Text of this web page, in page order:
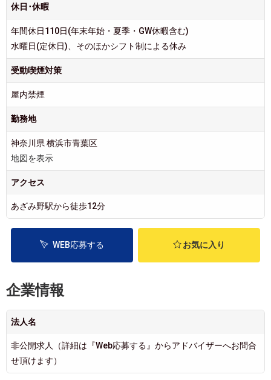
休日･休暇
年間休日110日(年末年始・夏季・GW休暇含む)
水曜日(定休日)、そのほかシフト制による休み
受動喫煙対策
屋内禁煙
勤務地
神奈川県 横浜市青葉区
地図を表示
アクセス
あざみ野駅から徒歩12分
WEB応募する お気に入り
企業情報
法人名
非公開求人（詳細は『Web応募する』からアドバイザーへお問合
せ頂けます）